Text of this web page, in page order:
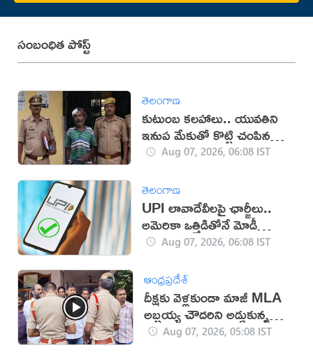
సంబంధిత పోస్ట్
తెలంగాణ
కుటుంబ కలహాలు.. యువతిని
ఇనుప మేకుతో కొట్టి చంపిన
తండ్రిAug 07, 2026, 06:08 IST
తెలంగాణ
UPI లావాదేవీలపై ఛార్జీలు..
అమెరికా ఒత్తిడితోనే మోడీ
సర్కార్‌ నిర్ణయం?
Aug 07, 2026, 06:08 IST
ఆంధ్రప్రదేశ్
దీక్షకు వెళ్లకుండా మాజీ MLA
అబ్బ‌య్య చౌద‌రిని అడ్డుకున్న
పోలీసులు (వీడియో)
Aug 07, 2026, 05:08 IST